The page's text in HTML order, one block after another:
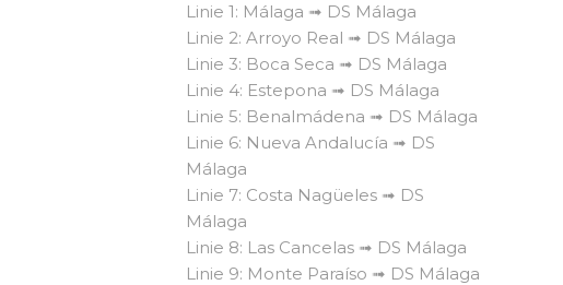
Linie 1: Málaga ➟ DS Málaga
Linie 2: Arroyo Real ➟ DS Málaga
Linie 3: Boca Seca ➟ DS Málaga
Linie 4: Estepona ➟ DS Málaga
Linie 5: Benalmádena ➟ DS Málaga
Linie 6: Nueva Andalucía ➟ DS
Málaga
Linie 7: Costa Nagüeles ➟ DS
Málaga
Linie 8: Las Cancelas ➟ DS Málaga
Linie 9: Monte Paraíso ➟ DS Málaga